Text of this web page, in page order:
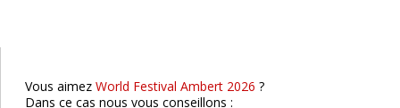
Vous aimez World Festival Ambert 2026 ?
Dans ce cas nous vous conseillons :